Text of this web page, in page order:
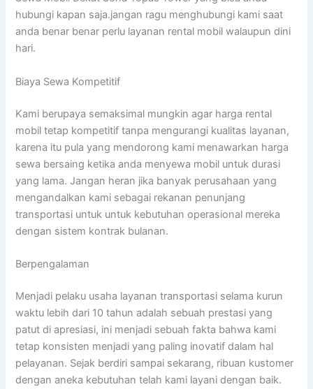
hubungi kapan saja.jangan ragu menghubungi kami saat
anda benar benar perlu layanan rental mobil walaupun dini
hari.
Biaya Sewa Kompetitif
Kami berupaya semaksimal mungkin agar harga rental
mobil tetap kompetitif tanpa mengurangi kualitas layanan,
karena itu pula yang mendorong kami menawarkan harga
sewa bersaing ketika anda menyewa mobil untuk durasi
yang lama. Jangan heran jika banyak perusahaan yang
mengandalkan kami sebagai rekanan penunjang
transportasi untuk untuk kebutuhan operasional mereka
dengan sistem kontrak bulanan.
Berpengalaman
Menjadi pelaku usaha layanan transportasi selama kurun
waktu lebih dari 10 tahun adalah sebuah prestasi yang
patut di apresiasi, ini menjadi sebuah fakta bahwa kami
tetap konsisten menjadi yang paling inovatif dalam hal
pelayanan. Sejak berdiri sampai sekarang, ribuan kustomer
dengan aneka kebutuhan telah kami layani dengan baik.